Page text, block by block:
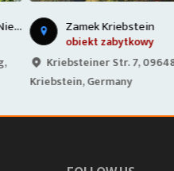
Zamek Kriebstein
obiekt zabytkowy
Kriebsteiner Str. 7, 09648
Kriebstein, Germany